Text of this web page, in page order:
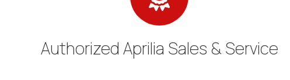
Authorized Aprilia Sales & Service